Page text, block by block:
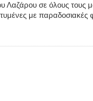
Λαζάρου σε όλους τους
με παραδοσιακές